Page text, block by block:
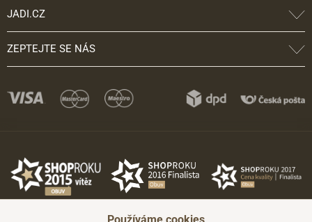
JADI.CZ
ZEPTEJTE SE NÁS